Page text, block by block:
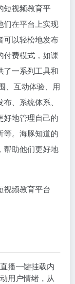
短视频教育平
们在平台上实现
可以轻松地发布
付费模式，如课
了一系列工具和
、互动体验、用
、系统体系、
好地管理自己的
。 海豚知道的
帮助他们更好地
播一键挂载内
用户情绪，从